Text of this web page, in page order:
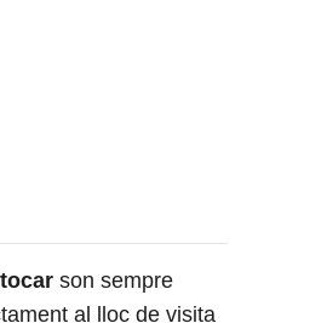
son sempre
al lloc de visita